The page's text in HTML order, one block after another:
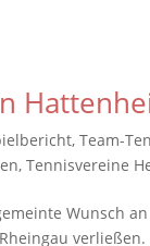
,Team-
,Tennisvereine
Wunsch an